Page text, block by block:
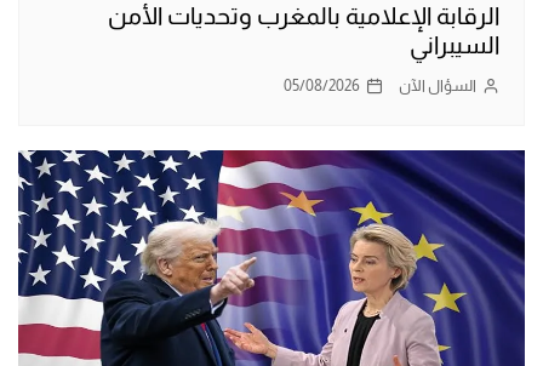
الرقابة الإعلامية بالمغرب وتحديات الأمن
السيبراني
السؤال الآن 05/08/2026